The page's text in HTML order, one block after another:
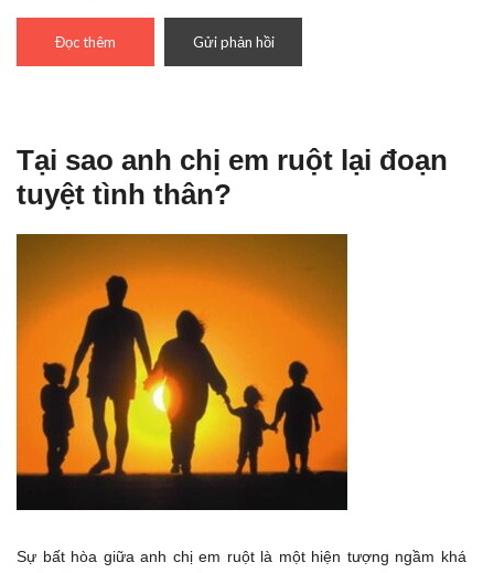
Đọc thêm Gửi phản hồi
Tại sao anh chị em ruột lại đoạn
tuyệt tình thân?
Sự bất hòa giữa anh chị em ruột là một hiện tượng ngầm khá